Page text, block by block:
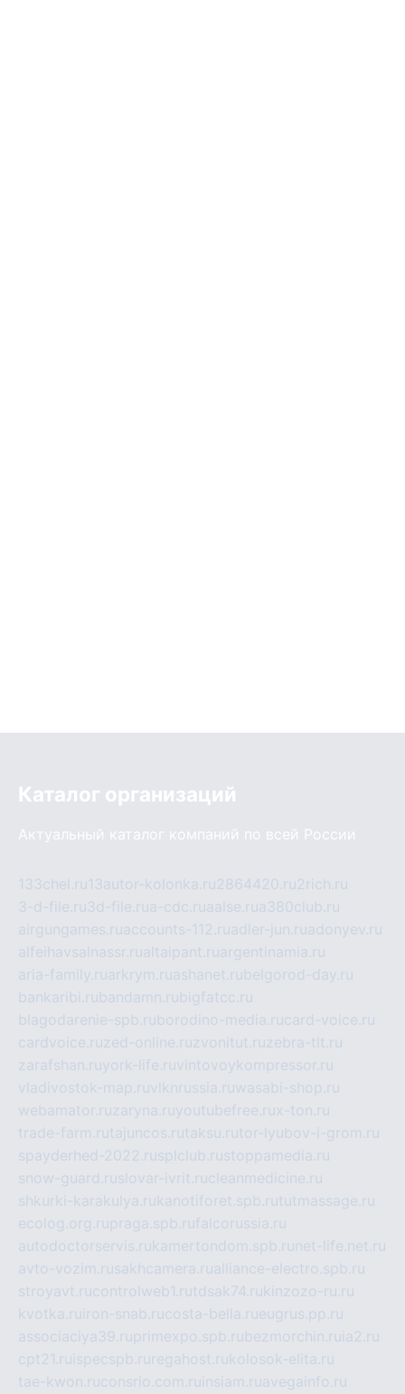
Каталог организаций
Актуальный каталог компаний по всей России
133chel.ru13autor-kolonka.ru2864420.ru2rich.ru
3-d-file.ru3d-file.rua-cdc.ruaalse.rua380club.ru
airgungames.ruaccounts-112.ruadler-jun.ruadonyev.ru
alfeihavsalnassr.rualtaipant.ruargentinamia.ru
aria-family.ruarkrym.ruashanet.rubelgorod-day.ru
bankaribi.rubandamn.rubigfatcc.ru
blagodarenie-spb.ruborodino-media.rucard-voice.ru
cardvoice.ruzed-online.ruzvonitut.ruzebra-tlt.ru
zarafshan.ruyork-life.ruvintovoykompressor.ru
vladivostok-map.ruvlknrussia.ruwasabi-shop.ru
webamator.ruzaryna.ruyoutubefree.rux-ton.ru
trade-farm.rutajuncos.rutaksu.rutor-lyubov-i-grom.ru
spayderhed-2022.rusplclub.rustoppamedia.ru
snow-guard.ruslovar-ivrit.rucleanmedicine.ru
shkurki-karakulya.rukanotiforet.spb.rututmassage.ru
ecolog.org.rupraga.spb.rufalcorussia.ru
autodoctorservis.rukamertondom.spb.ru net-life.net.ru
avto-vozim.rusakhcamera.rualliance-electro.spb.ru
stroyavt.rucontrolweb1.rutdsak74.rukinzozo-ru.ru
kvotka.ru iron-snab.rucosta-bella.rueugrus.pp.ru
associaciya39.ruprimexpo.spb.rubezmorchin.ru ia2.ru
cpt21.ru ispecspb.ru regahost.rukolosok-elita.ru
tae-kwon.ruconsrio.com.ru insiam.ruavegainfo.ru